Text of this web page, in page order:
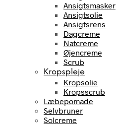
Ansigtsmasker
Ansigtsolie
Ansigtsrens
Dagcreme
Natcreme
Øjencreme
Scrub
Kropspleje
Kropsolie
Kropsscrub
Læbepomade
Selvbruner
Solcreme